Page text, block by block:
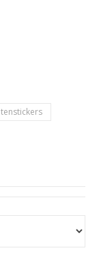
tenstickers